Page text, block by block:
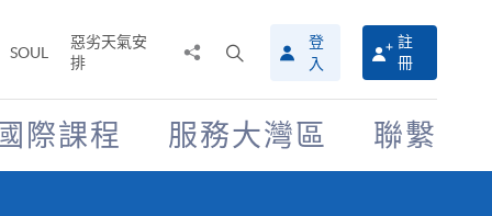
SOUL
惡劣天氣安
排
搜
尋
介
面
登
入
註
冊
際課程 服務大灣區 聯繫